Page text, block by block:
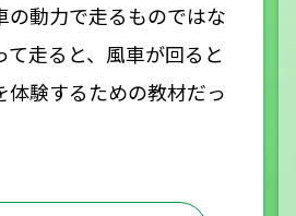
の動力で走るものではな
て走ると、風車が回ると
体験するための教材だっ